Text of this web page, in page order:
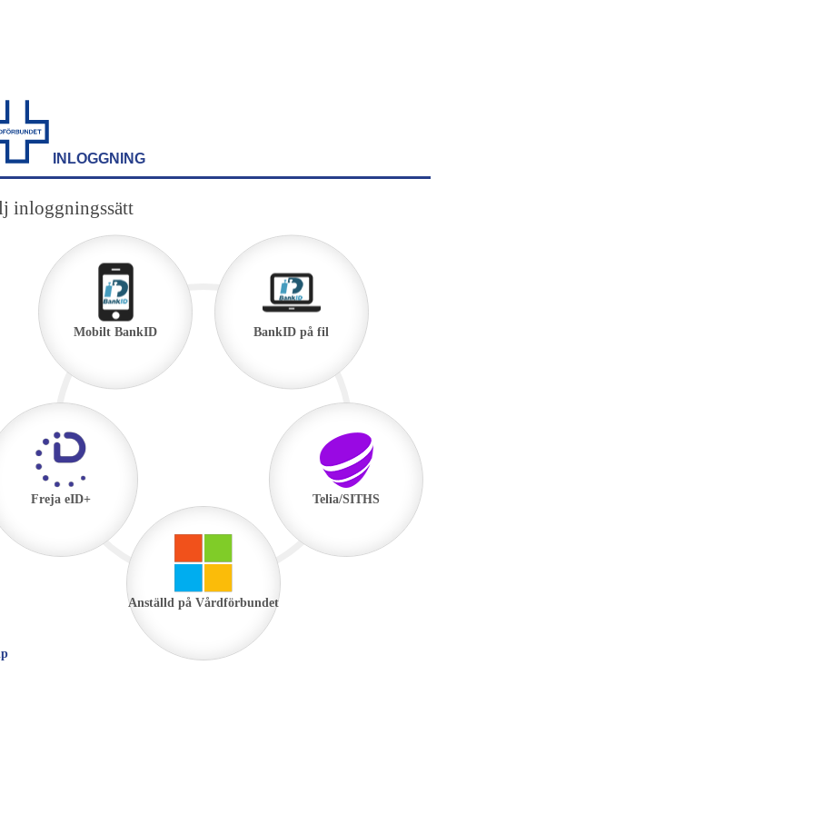
INLOGGNING
inloggningssätt
Mobilt BankID BankID på fil
Telia/SITHS
Anställd på Vårdförbundet
Freja eID+